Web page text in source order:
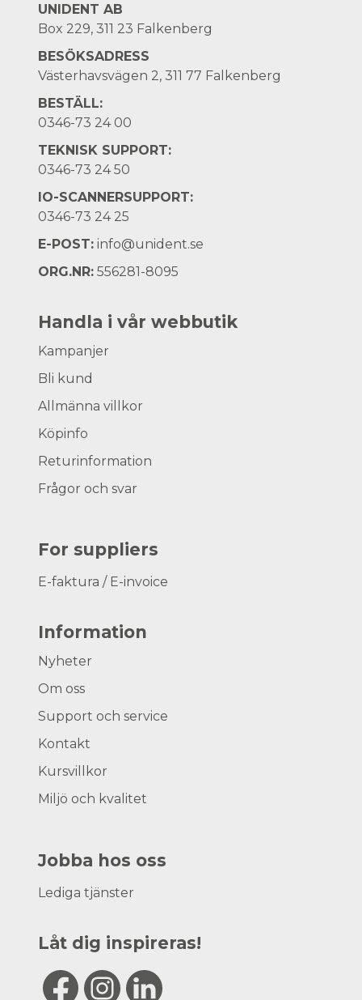
UNIDENT AB
Box 229, 311 23 Falkenberg
BESÖKSADRESS
Västerhavsvägen 2, 311 77 Falkenberg
BESTÄLL:
0346-73 24 00
TEKNISK SUPPORT:
0346-73 24 50
IO-SCANNERSUPPORT:
0346-73 24 25
E-POST: info@unident.se
ORG.NR: 556281-8095
Handla i vår webbutik
Kampanjer
Bli kund
Allmänna villkor
Köpinfo
Returinformation
Frågor och svar
For suppliers
E-faktura / E-invoice
Information
Nyheter
Om oss
Support och service
Kontakt
Kursvillkor
Miljö och kvalitet
Jobba hos oss
Lediga tjänster
Låt dig inspireras!